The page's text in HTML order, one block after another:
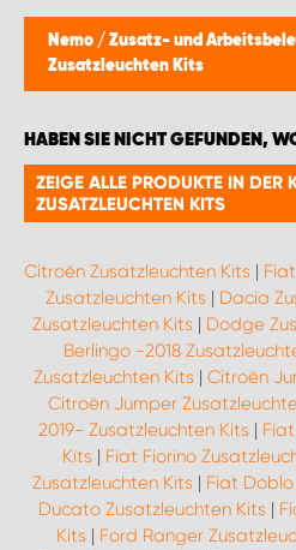
Nemo / Zusatz- und
Zusatzleuchten Kits
HABEN SIE NICHT GEFUNDEN,
ZEIGE ALLE PRODUKTE IN DER
ZUSATZLEUCHTEN KITS
Citroën Zusatzleuchten Kits |
Zusatzleuchten Kits | Dacia
Zusatzleuchten Kits | Dodge
Berlingo -2018
Zusatzleuchten Kits | Citroën
Citroën Jumper
2019- Zusatzleuchten Kits |
Kits | Fiat Fiorino
Zusatzleuchten Kits | Fiat
Ducato Zusatzleuchten Kits |
Kits | Ford Ranger
SCHAURAUM ÖSTERREICH